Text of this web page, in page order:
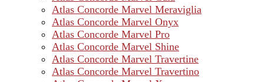
Atlas Concorde Marvel Meraviglia
Atlas Concorde Marvel Onyx
Atlas Concorde Marvel Pro
Atlas Concorde Marvel Shine
Atlas Concorde Marvel Travertine
Atlas Concorde Marvel Travertino